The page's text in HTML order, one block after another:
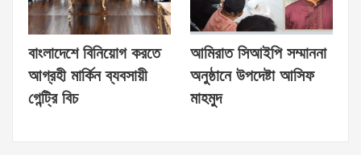
বাংলাদেশে বিনিয়োগ করতে
আগ্রহী মার্কিন ব্যবসায়ী
গেন্ট্রি বিচ
আমিরাত সিআইপি সম্মাননা
অনুষ্ঠানে উপদেষ্টা আসিফ
মাহমুদ